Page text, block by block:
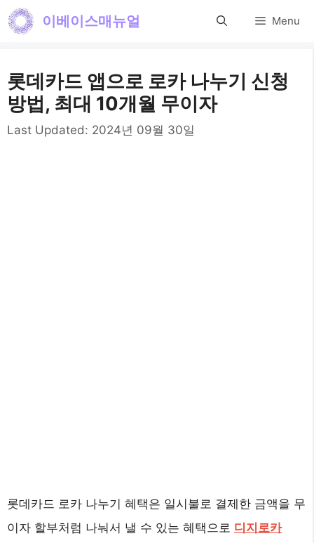
컨
로
건
너
이베이스매뉴얼 Menu
롯데카드 앱으로 로카 나누기 신청
방법, 최대 10개월 무이자
Last Updated: 2024년 09월 30일
롯데카드 로카 나누기 혜택은 일시불로 결제한 금액을 무
이자 할부처럼 나눠서 낼 수 있는 혜택으로 디지로카